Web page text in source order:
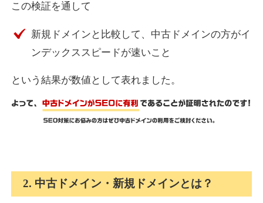
詳細を見る
DA38 外部リンク数
10,800円 入札 0件
詳細を見る
fukuoka-marathon.com
この検証を通して
新規ドメインと比較して、中古ドメインの方がイ
ンデックススピードが速いこと
という結果が数値として表れました。
2. 中古ドメイン・新規ドメインとは？